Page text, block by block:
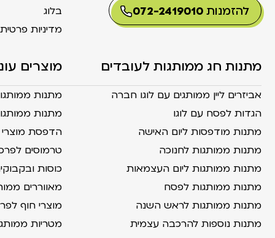
להזמנות072-2419010
בלוג
מדיניות פרטית
מתנות חג ממותגות לעובדים
אביזרים ליין ממותגים עם לוגו חברה
הגדות לפסח עם לוגו
מתנות מודפסות ליום האישה
מתנות ממותגות לחנוכה
מתנות ממותגות ליום העצמאות
מתנות ממותגות לפסח
מתנות ממותגות לראש השנה
מתנות נוספות להרכבה עצמית
מוצרים
מתנות
מתנות
הדפסת מוצרי
טרמוסים
כוסות
מאווררים
מוצרי חוף
מטריות